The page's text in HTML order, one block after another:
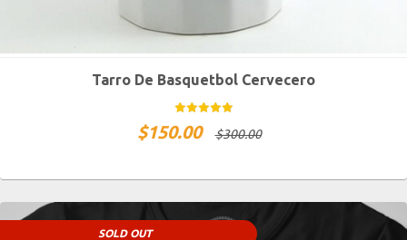
Tarro De Basquetbol Cervecero
$300.00
$150.00
SOLD OUT